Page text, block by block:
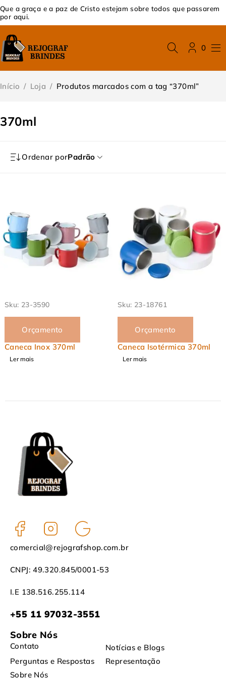
Que a graça e a paz de Cristo estejam sobre todos que passarem
por aqui.
0
370ml
Início / Loja / Produtos marcados com a tag “370ml”
Ordenar porPadrão
Sku: 23-3590
Orçamento
Caneca Inox 370ml
Ler mais
Sku: 23-18761
Orçamento
Caneca Isotérmica 370ml
Ler mais
comercial@rejografshop.com.br
CNPJ: 49.320.845/0001-53
I.E 138.516.255.114
+55 11 97032-3551
Sobre Nós
Contato
Notícias e Blogs
Perguntas e Respostas
Representação
Sobre Nós